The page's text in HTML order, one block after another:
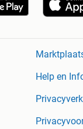
Help en